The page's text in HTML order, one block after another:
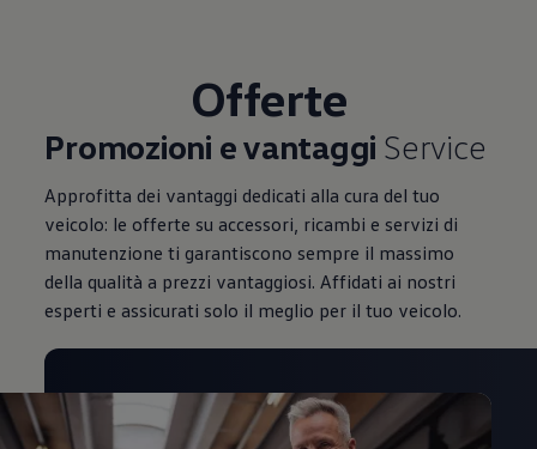
75 anni di Bulli
Guida autonoma
ID. Buzz al World Ducati Week 2026
Contatti
Offerte
Promozioni e vantaggi Service
Approfitta dei vantaggi dedicati alla cura del tuo
veicolo: le offerte su accessori, ricambi e servizi di
manutenzione ti garantiscono sempre il massimo
della qualità a prezzi vantaggiosi. Affidati ai nostri
esperti e assicurati solo il meglio per il tuo veicolo.